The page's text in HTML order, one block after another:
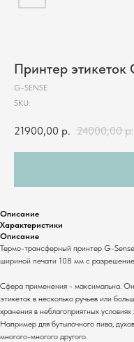
Принтер этикеток
G-SENSE
SKU:
21900,00 р. 24000,00 р.
Описание
Характеристики
Описание
Термо-трансферный принтер G-
шириной печати 108 мм с
Сфера применения - максимальна. Он
этикеток в несколько ручьев или
хранения в неблагоприятных
Например для бутылочного пива,
многого-многого другого.